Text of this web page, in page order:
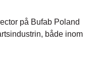
på Bufab Poland
både inom